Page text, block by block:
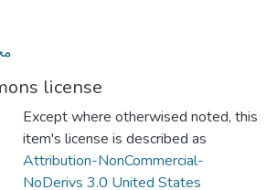
license
Except where otherwised noted, this
item's license is described as
Attribution-NonCommercial-
NoDerivs 3.0 United States